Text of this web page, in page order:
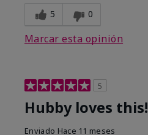
5 0
Marcar esta opinión
5
Hubby loves this!
Enviado Hace 11 meses